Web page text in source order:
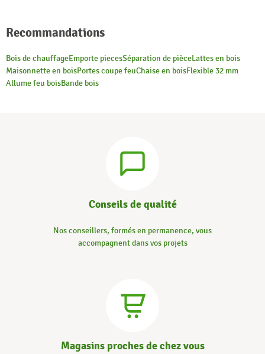
Recommandations
Bois de chauffageEmporte piecesSéparation de pièceLattes en bois
Maisonnette en boisPortes coupe feuChaise en boisFlexible 32 mm
Allume feu boisBande bois
Conseils de qualité
Nos conseillers, formés en permanence, vous
accompagnent dans vos projets
Magasins proches de chez vous